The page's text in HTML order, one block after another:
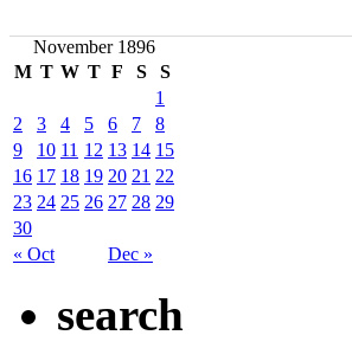
November 1896
M T W T F S S
« Oct Dec »
1
2
3 4 5 6 7
8
9
10 11 12 13 14 15
16 17 18 19 20 21 22
23 24 25 26 27 28 29
30
search